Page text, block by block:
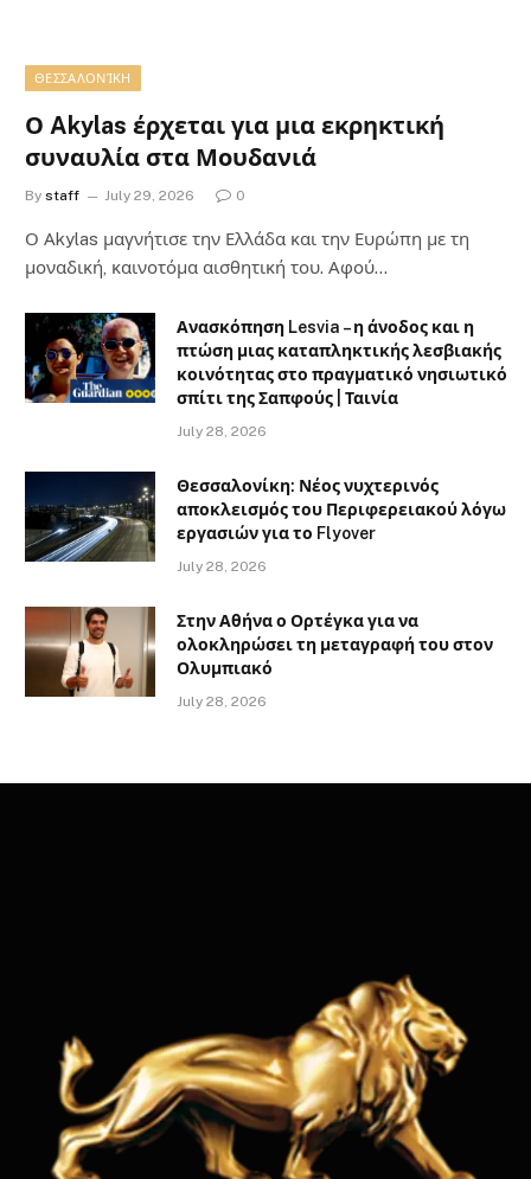
ΘΕΣΣΑΛΟΝΊΚΗ
Ο Akylas έρχεται για μια εκρηκτική
συναυλία στα Μουδανιά
By staff July 29, 2026 0
Ο Αkylas μαγνήτισε την Ελλάδα και την Ευρώπη με τη
μοναδική, καινοτόμα αισθητική του. Αφού…
Ανασκόπηση Lesvia – η άνοδος και η
πτώση μιας καταπληκτικής λεσβιακής
κοινότητας στο πραγματικό νησιωτικό
σπίτι της Σαπφούς | Ταινία
July 28, 2026
Θεσσαλονίκη: Νέος νυχτερινός
αποκλεισμός του Περιφερειακού λόγω
εργασιών για το Flyover
July 28, 2026
Στην Αθήνα ο Ορτέγκα για να
ολοκληρώσει τη μεταγραφή του στον
Ολυμπιακό
July 28, 2026